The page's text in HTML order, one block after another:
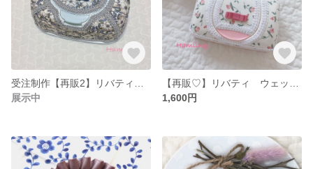
展示中
1,600円